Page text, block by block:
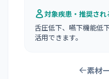
対象疾患・推奨され
舌圧低下、嚥下機能低
活用できます。
素材